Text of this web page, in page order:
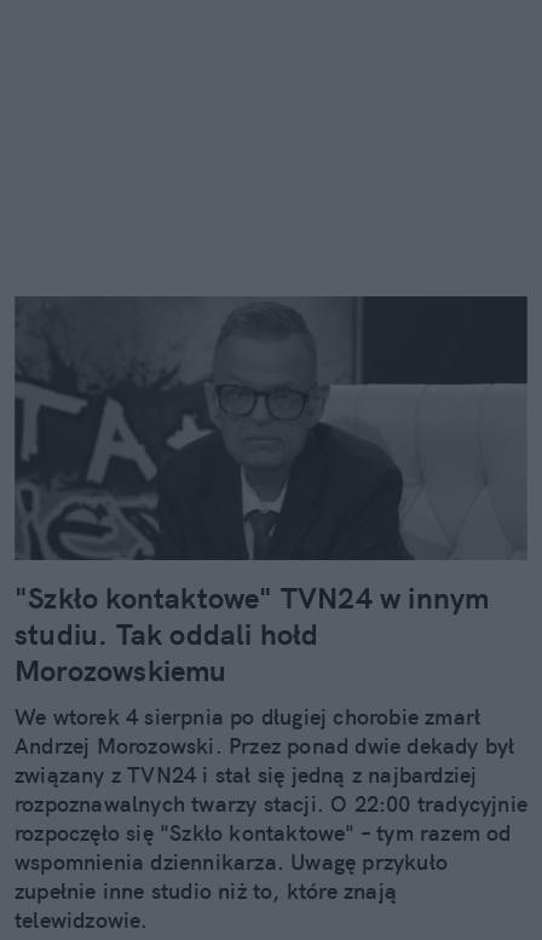
"Szkło kontaktowe" TVN24 w innym
studiu. Tak oddali hołd
Morozowskiemu
We wtorek 4 sierpnia po długiej chorobie zmarł
Andrzej Morozowski. Przez ponad dwie dekady był
związany z TVN24 i stał się jedną z najbardziej
rozpoznawalnych twarzy stacji. O 22:00 tradycyjnie
rozpoczęło się "Szkło kontaktowe" – tym razem od
wspomnienia dziennikarza. Uwagę przykuło
zupełnie inne studio niż to, które znają
telewidzowie.